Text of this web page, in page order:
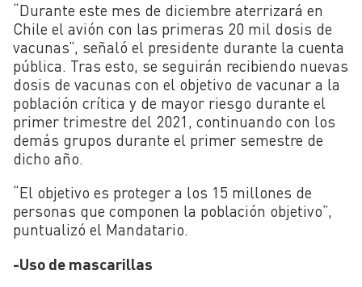
“Durante este mes de diciembre aterrizará en
Chile el avión con las primeras 20 mil dosis de
vacunas”, señaló el presidente durante la cuenta
pública. Tras esto, se seguirán recibiendo nuevas
dosis de vacunas con el objetivo de vacunar a la
población crítica y de mayor riesgo durante el
primer trimestre del 2021, continuando con los
demás grupos durante el primer semestre de
dicho año.
“El objetivo es proteger a los 15 millones de
personas que componen la población objetivo”,
puntualizó el Mandatario.
-Uso de mascarillas